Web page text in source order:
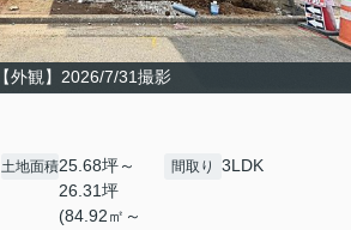
【外観】2026/7/31撮影
土地面積25.68坪～
26.31坪
(84.92㎡～
間取り 3LDK